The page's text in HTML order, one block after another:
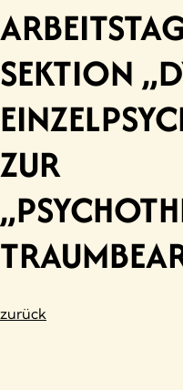
SEKTION
ZUR
zurück